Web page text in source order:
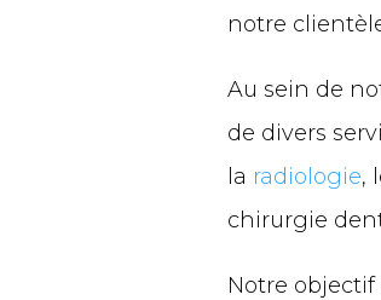
notre
Au sein de
de divers
la radiologie,
chirurgie
Notre objectif